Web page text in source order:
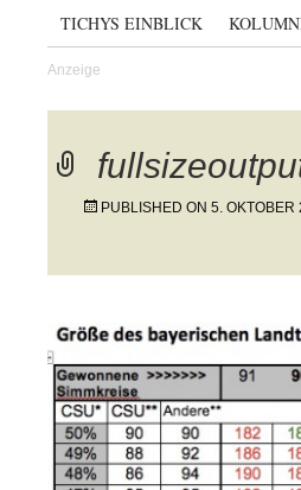
TICHYS EINBLICK
PUBLISHED ON 5. OKTOBER